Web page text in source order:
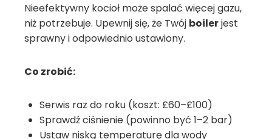
Nieefektywny kocioł może spalać więcej gazu,
niż potrzebuje. Upewnij się, że Twój boilerjest
sprawny i odpowiednio ustawiony.
Co zrobić:
Serwis raz do roku (koszt: £60–£100)
Sprawdź ciśnienie (powinno być 1–2 bar)
Ustaw niską temperaturę dla wody